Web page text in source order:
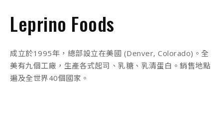
Leprino Foods
成立於1995年，總部設立在美國 (Denver, Colorado)。全
美有九個工廠，生產各式起司、乳糖、乳清蛋白。銷售地點
遍及全世界40個國家。